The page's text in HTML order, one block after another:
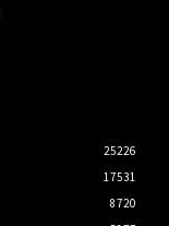
25226
17531
8720